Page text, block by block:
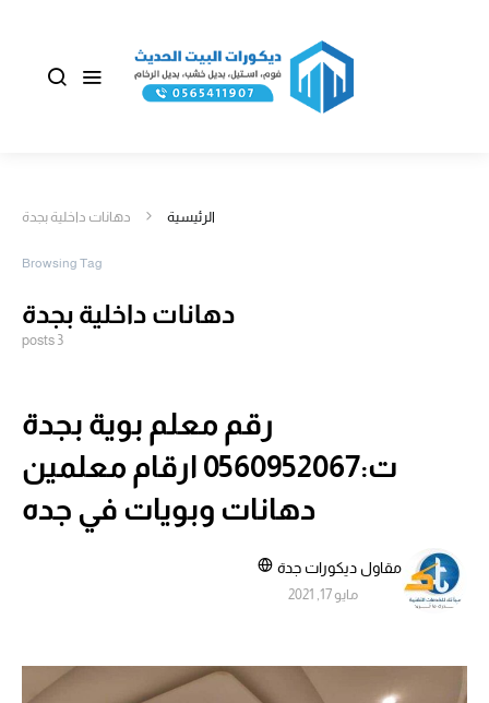
الرئيسية دهانات داخلية بجدة
Browsing Tag
دهانات داخلية بجدة
3 posts
رقم معلم بوية بجدة
ت:0560952067 ارقام معلمين
دهانات وبويات في جده
مقاول ديكورات جدة
مايو 17, 2021